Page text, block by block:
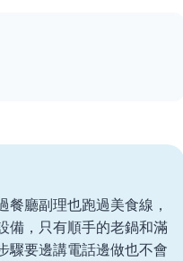
廳副理也跑過美食線，
備，只有順手的老鍋和滿
驟要邊講電話邊做也不會